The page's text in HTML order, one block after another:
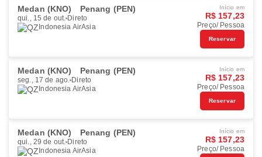
Medan (KNO) Penang (PEN)
qui., 15 de out. Direto
Indonesia AirAsia
Início em
R$ 157,23
Preço/ Pessoa
Reservar
Medan (KNO) Penang (PEN)
seg., 17 de ago. Direto
Indonesia AirAsia
Início em
R$ 157,23
Preço/ Pessoa
Reservar
Medan (KNO) Penang (PEN)
qui., 29 de out. Direto
Indonesia AirAsia
Início em
R$ 157,23
Preço/ Pessoa